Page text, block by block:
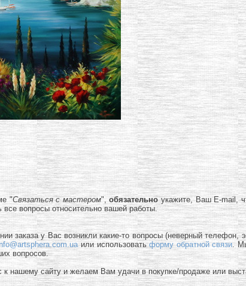
"Связаться с мастером",обязательноукажите, Ваш E-mail,
все вопросы относительно вашей работы.
заказа у Вас возникли какие-то вопросы (неверный телефон,
или использоватьформу обратной связи .
вопросов.
к нашему сайту и желаем Вам удачи в покупке/продаже или